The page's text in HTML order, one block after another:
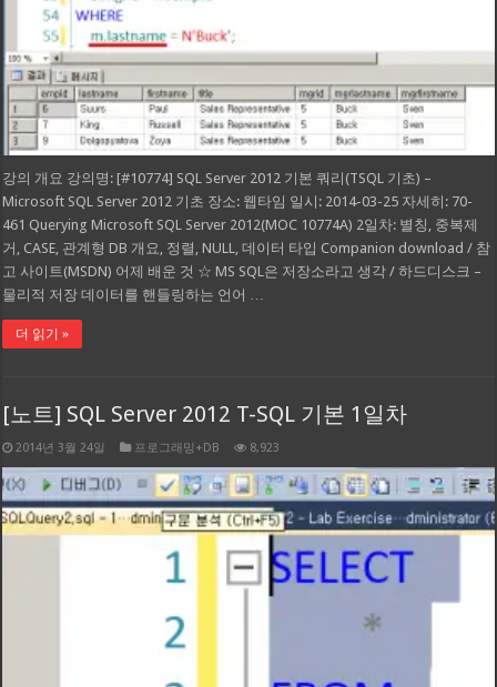
강의 개요 강의명: [#10774] SQL Server 2012 기본 쿼리(TSQL 기초) –
Microsoft SQL Server 2012 기초 장소: 웹타임 일시: 2014-03-25 자세히: 70-
461 Querying Microsoft SQL Server 2012(MOC 10774A) 2일차: 별칭, 중복제
거, CASE, 관계형 DB 개요, 정렬, NULL, 데이터 타입 Companion download / 참
고 사이트(MSDN) 어제 배운 것 ☆ MS SQL은 저장소라고 생각 / 하드디스크 –
물리적 저장 데이터를 핸들링하는 언어 …
더 읽기 »
[노트] SQL Server 2012 T-SQL 기본 1일차
2014년 3월 24일 프로그래밍+DB 8,923